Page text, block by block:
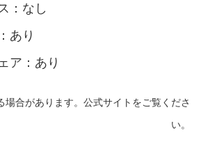
：なし
あり
ア：あり
場合があります。公式サイトをご覧くださ
い。